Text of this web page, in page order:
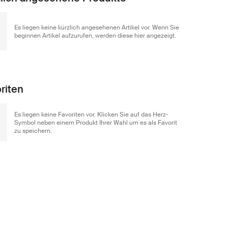
Es liegen keine kürzlich angesehenen Artikel vor. Wenn Sie
beginnen Artikel aufzurufen, werden diese hier angezeigt.
Es liegen keine Favoriten vor. Klicken Sie auf das Herz-
Symbol neben einem Produkt Ihrer Wahl um es als Favorit
zu speichern.